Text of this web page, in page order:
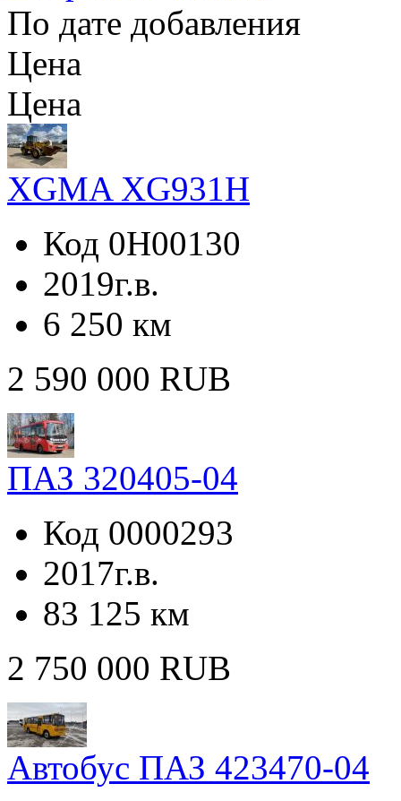
По дате добавления
Цена
Цена
XGMA XG931H
Код 0H00130
2019г.в.
6 250 км
2 590 000 RUB
ПАЗ 320405-04
Код 0000293
2017г.в.
83 125 км
2 750 000 RUB
Автобус ПАЗ 423470-04